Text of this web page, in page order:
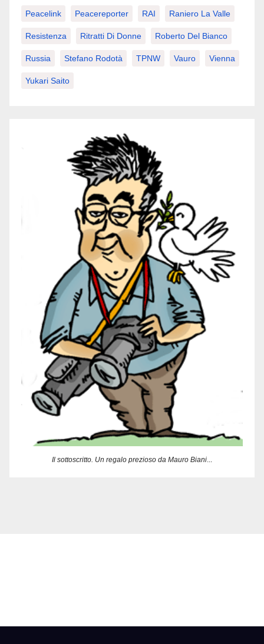
Peacelink Peacereporter RAI Raniero La Valle
Resistenza Ritratti Di Donne Roberto Del Bianco
Russia Stefano Rodotà TPNW Vauro Vienna
Yukari Saito
Il sottoscritto. Un regalo prezioso da Mauro Biani...